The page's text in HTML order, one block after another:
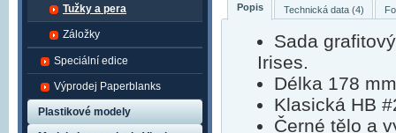
Popis Technická data (4)
Sada
Irises.
Délka 178
Klasická HB
Černé tělo a
Tužky a pera
Záložky
Speciální edice
Výprodej Paperblanks
Plastikové modely